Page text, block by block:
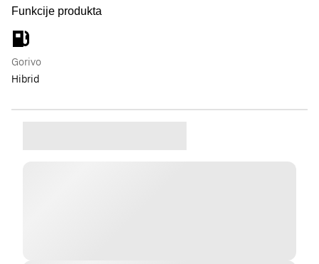
Funkcije produkta
Gorivo
Hibrid